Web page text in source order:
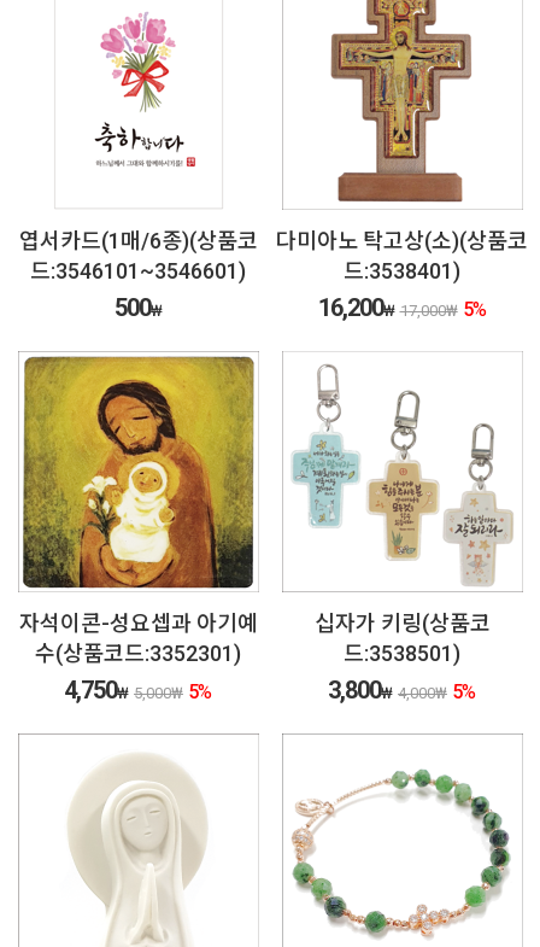
엽서카드(1매/6종)(상품코
드:3546101~3546601)
500₩
다미아노 탁고상(소)(상품코
드:3538401)
16,200₩ 17,000₩ 5%
자석이콘-성요셉과 아기예
수(상품코드:3352301)
4,750₩ 5,000₩ 5%
십자가 키링(상품코
드:3538501)
3,800₩ 4,000₩ 5%